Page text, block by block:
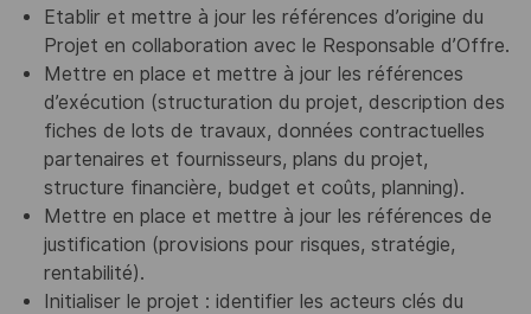
Etablir et mettre à jour les références d’origine du
Projet en collaboration avec le Responsable d’Offre.
Mettre en place et mettre à jour les références
d’exécution (structuration du projet, description des
fiches de lots de travaux, données contractuelles
partenaires et fournisseurs, plans du projet,
structure financière, budget et coûts, planning).
Mettre en place et mettre à jour les références de
justification (provisions pour risques, stratégie,
rentabilité).
Initialiser le projet : identifier les acteurs clés du